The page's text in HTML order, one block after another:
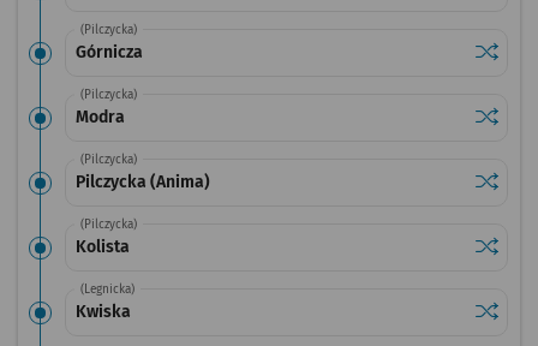
(Pilczycka)
Górnicza
(Pilczycka)
Modra
(Pilczycka)
Pilczycka (Anima)
(Pilczycka)
Kolista
(Legnicka)
Kwiska